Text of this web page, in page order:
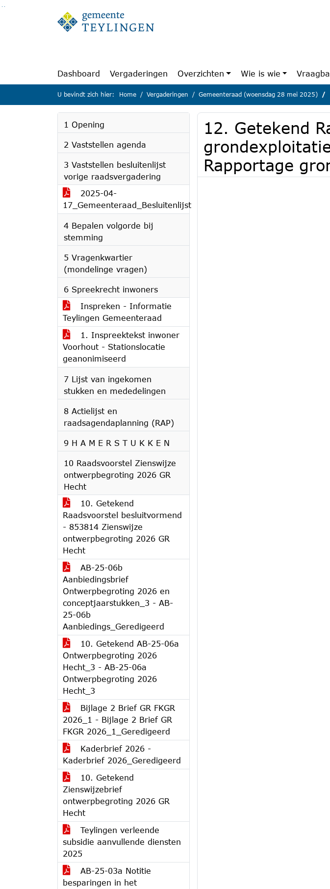
Ga naar de inhoud van deze pagina
Ga naar het zoeken
Ga naar het menu
Dashboard Vergaderingen Overzichten Wie is wie
U bevindt zich hier: Home Vergaderingen Gemeenteraad (woensdag 28 mei 2025)
1 Opening
2 Vaststellen agenda
3 Vaststellen besluitenlijst
vorige raadsvergadering
2025-04-
17_Gemeenteraad_Besluitenlijst
4 Bepalen volgorde bij
stemming
5 Vragenkwartier
(mondelinge vragen)
6 Spreekrecht inwoners
Inspreken - Informatie
Teylingen Gemeenteraad
1. Inspreektekst inwoner
Voorhout - Stationslocatie
geanonimiseerd
7 Lijst van ingekomen
stukken en mededelingen
8 Actielijst en
raadsagendaplanning (RAP)
9 H A M E R S T U K K E N
10 Raadsvoorstel Zienswijze
ontwerpbegroting 2026 GR
Hecht
10. Getekend
Raadsvoorstel besluitvormend
- 853814 Zienswijze
ontwerpbegroting 2026 GR
Hecht
AB-25-06b
Aanbiedingsbrief
Ontwerpbegroting 2026 en
conceptjaarstukken_3 - AB-
25-06b
Aanbiedings_Geredigeerd
10. Getekend AB-25-06a
Ontwerpbegroting 2026
Hecht_3 - AB-25-06a
Ontwerpbegroting 2026
Hecht_3
Bijlage 2 Brief GR FKGR
2026_1 - Bijlage 2 Brief GR
FKGR 2026_1_Geredigeerd
Kaderbrief 2026 -
Kaderbrief 2026_Geredigeerd
10. Getekend
Zienswijzebrief
ontwerpbegroting 2026 GR
Hecht
Teylingen verleende
subsidie aanvullende diensten
2025
AB-25-03a Notitie
besparingen in het
12. Getekend
Rapportage